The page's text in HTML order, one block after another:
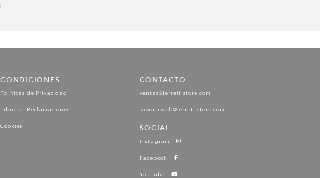
CONDICIONES
Políticas de Privacidad
Libro de Reclamaciones
Cookies
CONTACTO
ventas@ferrettistore.com
soporteweb@ferrettistore.com
SOCIAL
Instagram
Facebook
YouTube